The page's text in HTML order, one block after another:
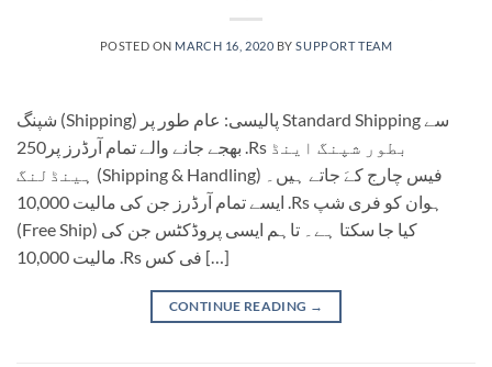
POSTED ON MARCH 16, 2020 BYSUPPORT TEAM
شپنگ (Shipping) پالیسی: عام طور پر Standard Shipping سے
بھجے جانے والے تمام آرڈرز پر250 .Rs بطور شپنگ اینڈ
ہینڈلنگ (Shipping & Handling) فیس چارج کےَ جاتے ہیں۔
ایسے تمام آرڈرز جن کی مالیت 10,000 .Rs ہوان کو فری شپ
(Free Ship) کیا جا سکتا ہے۔ تاہم ایسی پروڈکٹس جن کی
مالیت 10,000 .Rs فی کس […]
CONTINUE READING →